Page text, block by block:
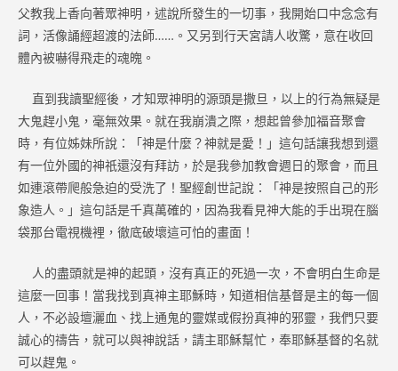
父教我上香向著眾神明，述說所發生的一切事，我開始口中念念有
詞，活像誦經超渡的法師……。又另到行天宮請人收驚，意在收回
體內被嚇得飛走的魂魄。
直到我讀聖經後，才知眾神明的源頭是撒旦，以上的行為無疑是
大鬼趕小鬼，毫無效果。就在我崩潰之際，想起曾參加福音聚會
時，有位姊妹所說：「神是什麼？神就是愛！」這句話讓我想到還
有一位外國的神祇還沒有拜訪，於是我參加教會週日的聚會，而且
如連滾帶爬般急迫的受洗了！聖經創世記說：「神是按照自己的形
象造人。」這句話是千真萬確的，因為我看見神大能的手出現在腦
袋那台電視機裡，徹底破壞這可怕的畫面！
人的盡頭就是神的起頭，沒有真正的死過一次，不會明白生命是
這麼一回事！當我找到真神主耶穌時，知道相信基督是主的每一個
人，不必設壇灑血、找上通鬼的靈媒或假扮真神的邪靈，我們只要
誠心的禱告，就可以與神說話，請主耶穌幫忙，奉耶穌基督的名就
可以趕鬼。